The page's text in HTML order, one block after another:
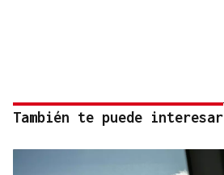
También te puede interesar